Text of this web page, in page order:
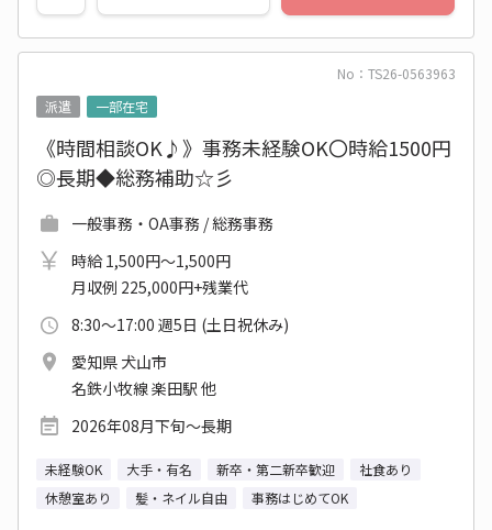
No：TS26-0563963
派遣
一部在宅
《時間相談OK♪》事務未経験OK〇時給1500円
◎長期◆総務補助☆彡
一般事務・OA事務 / 総務事務
時給 1,500円～1,500円
月収例 225,000円+残業代
8:30～17:00 週5日 (土日祝休み)
愛知県 犬山市
名鉄小牧線 楽田駅 他
2026年08月下旬～長期
未経験OK 大手・有名 新卒・第二新卒歓迎
社食あり
休憩室あり
髪・ネイル自由 事務はじめてOK